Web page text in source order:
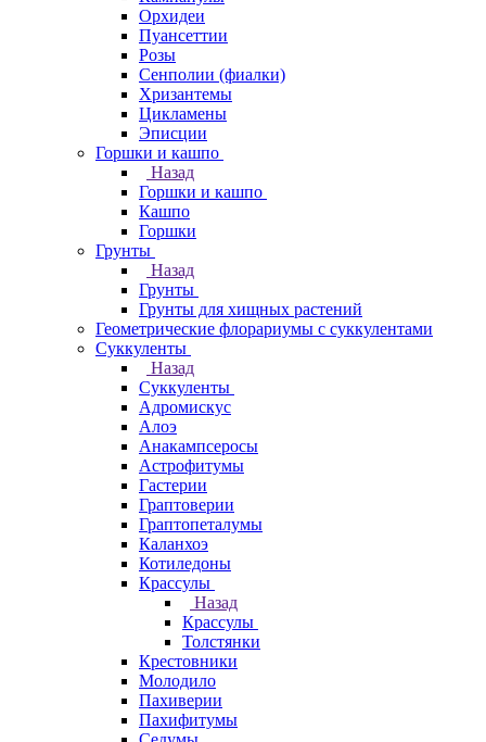
Орхидеи
Пуансеттии
Розы
Сенполии (фиалки)
Хризантемы
Цикламены
Эписции
Горшки и кашпо
Назад
Горшки и кашпо
Кашпо
Горшки
Грунты
Назад
Грунты
Грунты для хищных растений
Геометрические флорариумы с суккулентами
Суккуленты
Назад
Суккуленты
Адромискус
Алоэ
Анакампсеросы
Астрофитумы
Гастерии
Граптоверии
Граптопеталумы
Каланхоэ
Котиледоны
Крассулы
Назад
Крассулы
Толстянки
Крестовники
Молодило
Пахиверии
Пахифитумы